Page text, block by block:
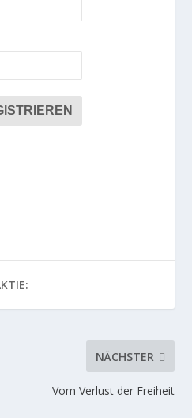
NÄCHSTER
Vom Verlust der Freiheit